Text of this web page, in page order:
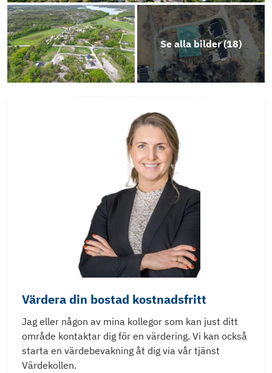
Planbeskrivning.Laga kraft 2013-06-17pdf
Förrättningsakt 1435-2023ä-89
Se alla bilder (18)
Värdera din bostad kostnadsfritt
Jag eller någon av mina kollegor som kan just ditt
område kontaktar dig för en värdering. Vi kan också
starta en värdebevakning åt dig via vår tjänst
Värdekollen.